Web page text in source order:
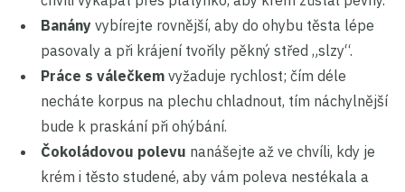
Banány vybírejte rovnější, aby do ohybu těsta lépe
pasovaly a při krájení tvořily pěkný střed „slzy“.
Práce s válečkem vyžaduje rychlost; čím déle
necháte korpus na plechu chladnout, tím náchylnější
bude k praskání při ohýbání.
Čokoládovou polevu nanášejte až ve chvíli, kdy je
krém i těsto studené, aby vám poleva nestékala a